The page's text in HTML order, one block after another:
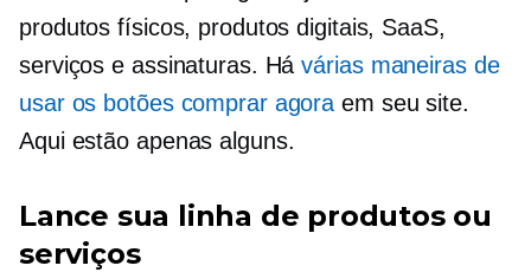
produtos físicos, produtos digitais, SaaS,
serviços e assinaturas. Hávárias maneiras de
usar os botões comprar agora em seu site.
Aqui estão apenas alguns.
Lance sua linha de produtos ou
serviços